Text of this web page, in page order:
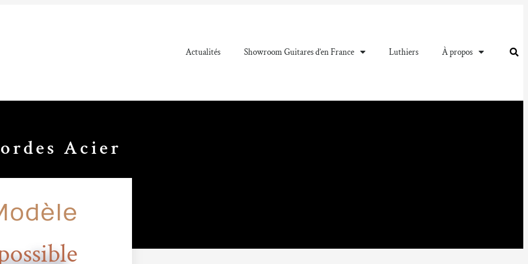
Actualités Showroom Guitares d’en France Luthiers À propos
Acier